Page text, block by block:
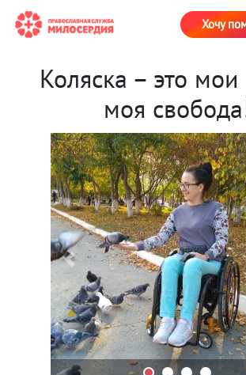
Хочу
Коляска – это мои
моя
Previous